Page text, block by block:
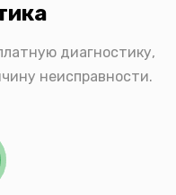
диагностику,
неисправности.